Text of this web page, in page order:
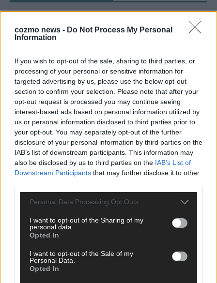
cozmo news - Do Not Process My Personal
Information
If you wish to opt-out of the sale, sharing to third parties, or
processing of your personal or sensitive information for
targeted advertising by us, please use the below opt-out
section to confirm your selection. Please note that after your
opt-out request is processed you may continue seeing
interest-based ads based on personal information utilized by
us or personal information disclosed to third parties prior to
your opt-out. You may separately opt-out of the further
disclosure of your personal information by third parties on the
IAB’s list of downstream participants. This information may
also be disclosed by us to third parties on the IAB’s List of
Downstream Participants that may further disclose it to other
Personal Data Processing Opt Outs
I want to opt-out of the Sharing of my
personal data.
Opted In
I want to opt-out of the Sale of my
Personal Data.
Opted In
SCHNELL ZUM RESSORT
Wirtschaft